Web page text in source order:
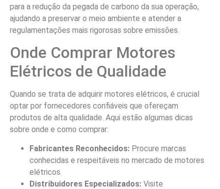
para a redução da pegada de carbono da sua operação,
ajudando a preservar o meio ambiente e atender a
regulamentações mais rigorosas sobre emissões.
Onde Comprar Motores
Elétricos de Qualidade
Quando se trata de adquirir motores elétricos, é crucial
optar por fornecedores confiáveis que ofereçam
produtos de alta qualidade. Aqui estão algumas dicas
sobre onde e como comprar:
Fabricantes Reconhecidos: Procure marcas
conhecidas e respeitáveis no mercado de motores
elétricos.
Distribuidores Especializados: Visite